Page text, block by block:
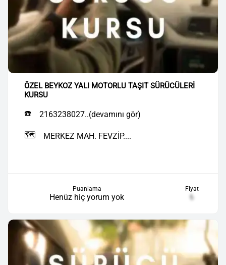
ÖZEL BEYKOZ YALI MOTORLU TAŞIT SÜRÜCÜLERİ
KURSU
☎️ 2163238027..(devamını gör)
🗺️ MERKEZ MAH. FEVZİP....
Puanlama
Henüz hiç yorum yok
Fiyat
₺